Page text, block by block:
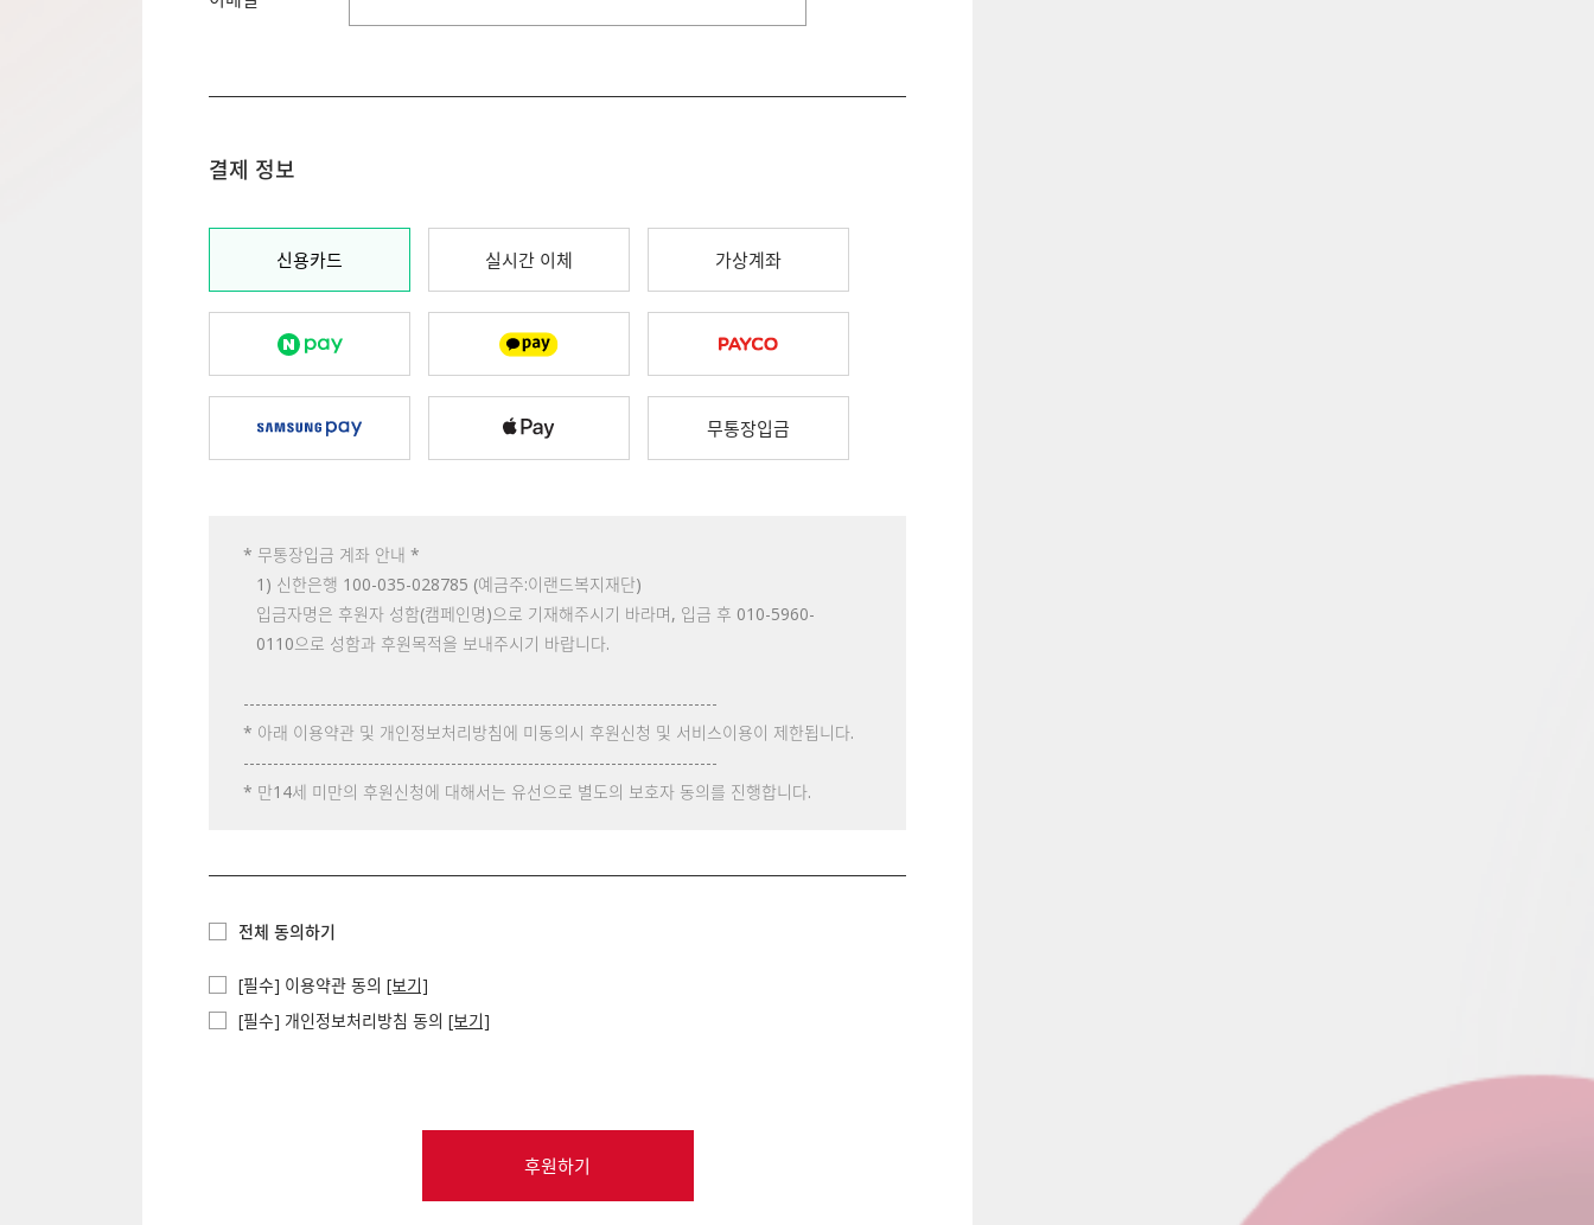
019
결제 정보
신용카드 실시간 이체 가상계좌
무통장입금
* 무통장입금 계좌 안내 *
1) 신한은행 100-035-028785 (예금주:이랜드복지재단)
입금자명은 후원자 성함(캠페인명)으로 기재해주시기 바라며, 입금 후 010-5960-
0110으로 성함과 후원목적을 보내주시기 바랍니다.
--------------------------------------------------------------------------------
* 아래 이용약관 및 개인정보처리방침에 미동의시 후원신청 및 서비스이용이 제한됩니다.
--------------------------------------------------------------------------------
* 만14세 미만의 후원신청에 대해서는 유선으로 별도의 보호자 동의를 진행합니다.
전체 동의하기
[필수] 이용약관 동의 [보기]
[필수] 개인정보처리방침 동의 [보기]
후원하기